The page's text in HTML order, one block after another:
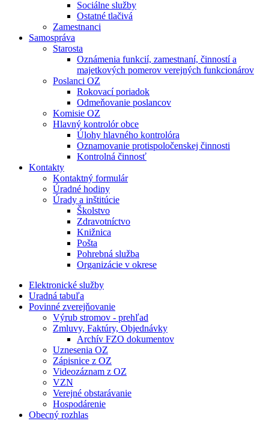
Sociálne služby
Ostatné tlačivá
Zamestnanci
Samospráva
Starosta
Oznámenia funkcií, zamestnaní, činností a
majetkových pomerov verejných funkcionárov
Poslanci OZ
Rokovací poriadok
Odmeňovanie poslancov
Komisie OZ
Hlavný kontrolór obce
Úlohy hlavného kontrolóra
Oznamovanie protispoločenskej činnosti
Kontrolná činnosť
Kontakty
Kontaktný formulár
Úradné hodiny
Úrady a inštitúcie
Školstvo
Zdravotníctvo
Knižnica
Pošta
Pohrebná služba
Organizácie v okrese
Elektronické služby
Uradná tabuľa
Povinné zverejňovanie
Výrub stromov - prehľad
Zmluvy, Faktúry, Objednávky
Archív FZO dokumentov
Uznesenia OZ
Zápisnice z OZ
Videozáznam z OZ
VZN
Verejné obstarávanie
Hospodárenie
Obecný rozhlas